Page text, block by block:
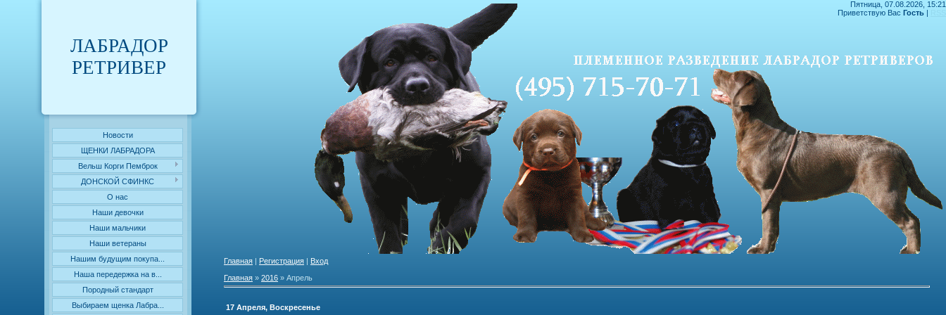
ЛАБРАДОР
РЕТРИВЕР
Новости
ЩЕНКИ ЛАБРАДОРА
Вельш Корги Пемброк
ДОНСКОЙ СФИНКС
О нас
Наши девочки
Наши мальчики
Наши ветераны
Нашим будущим покупа...
Наша передержка на в...
Породный стандарт
Выбираем щенка Лабра...
Пятница, 07.08.2026, 15:21
Приветствую Вас Гость |
Главная | Регистрация | Вход
Главная » 2016 » Апрель
17 Апреля, Воскресенье